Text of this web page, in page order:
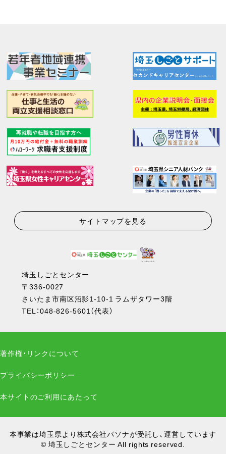
サイトマップを見る
埼玉しごとセンター
〒336-0027
さいたま市南区沼影1-10-1 ラムザタワー3階
TEL：048-826-5601（代表）
著作権・リンクについて
プライバシーポリシー
本サイトのご利用にあたって
本事業は埼玉県より株式会社パソナが受託し、運営しています
© 埼玉しごとセンター All rights reserved.